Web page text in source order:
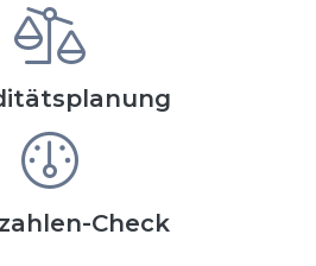
Check